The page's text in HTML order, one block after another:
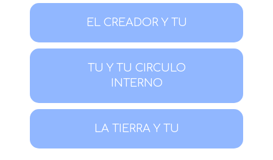
EL CREADOR Y TU
TU Y TU CIRCULO
INTERNO
LA TIERRA Y TU